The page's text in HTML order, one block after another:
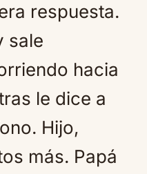
respuesta.
sale
hacia
le dice a
Hijo,
más. Papá